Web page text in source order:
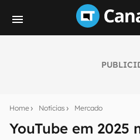
Home Notícias Mercado
YouTube em 2025
notícias e reviews sobre
mão.